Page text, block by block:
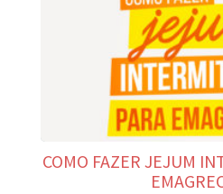
COMO FAZER JEJUM